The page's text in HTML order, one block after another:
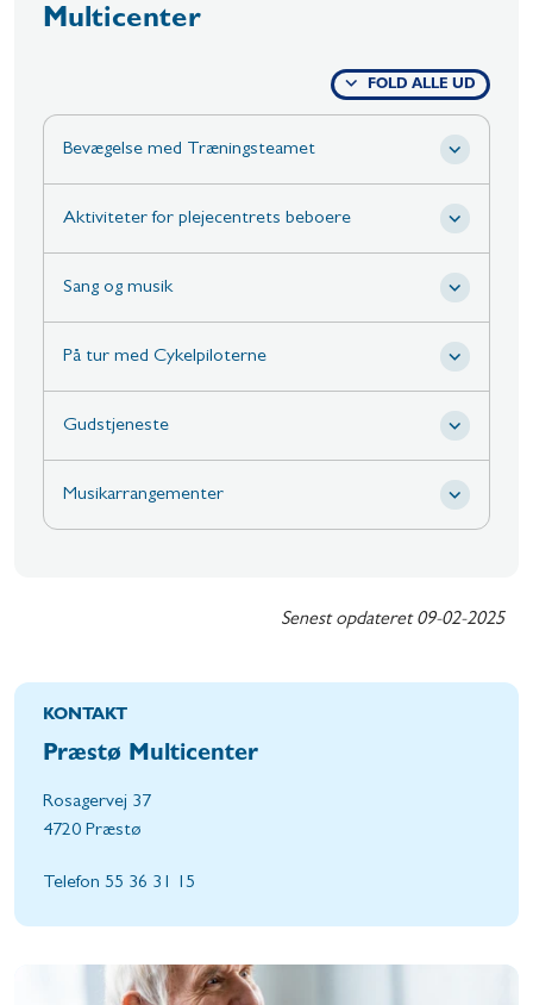
Multicenter
FOLD ALLE UD
Bevægelse med Træningsteamet
Aktiviteter for plejecentrets beboere
Sang og musik
På tur med Cykelpiloterne
Gudstjeneste
Musikarrangementer
Senest opdateret09-02-2025
KONTAKT
Præstø Multicenter
Rosagervej 37
4720 Præstø
Telefon 55 36 31 15